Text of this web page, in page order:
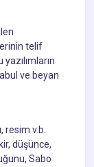
telif
ve beyan
resim v.b.
düşünce,
Sabo